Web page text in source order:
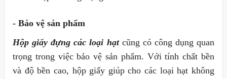
- Bảo vệ sản phẩm
Hộp giấy đựng các loại hạtcũng có công dụng quan
trọng trong việc bảo vệ sản phẩm. Với tính chất bền
và độ bền cao, hộp giấy giúp cho các loại hạt không